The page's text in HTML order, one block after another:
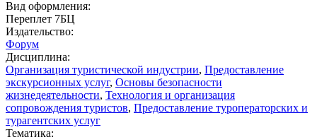
Вид оформления:
Переплет 7БЦ
Издательство:
Форум
Дисциплина:
Организация туристической индустрии, Предоставление
экскурсионных услуг, Основы безопасности
жизнедеятельности, Технология и организация
сопровождения туристов, Предоставление туроператорских и
турагентских услуг
Тематика: